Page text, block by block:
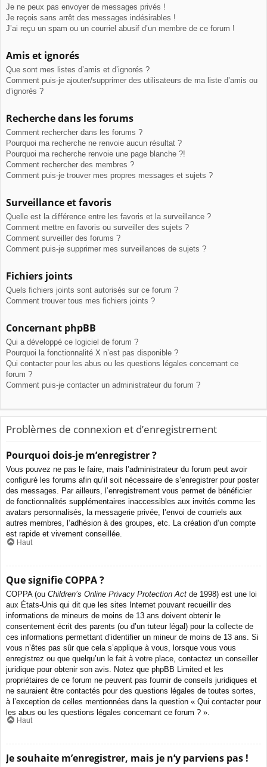
Je ne peux pas envoyer de messages privés !
Je reçois sans arrêt des messages indésirables !
J’ai reçu un spam ou un courriel abusif d’un membre de ce forum !
Amis et ignorés
Que sont mes listes d’amis et d’ignorés ?
Comment puis-je ajouter/supprimer des utilisateurs de ma liste d’amis ou
d’ignorés ?
Recherche dans les forums
Comment rechercher dans les forums ?
Pourquoi ma recherche ne renvoie aucun résultat ?
Pourquoi ma recherche renvoie une page blanche ?!
Comment rechercher des membres ?
Comment puis-je trouver mes propres messages et sujets ?
Surveillance et favoris
Quelle est la différence entre les favoris et la surveillance ?
Comment mettre en favoris ou surveiller des sujets ?
Comment surveiller des forums ?
Comment puis-je supprimer mes surveillances de sujets ?
Fichiers joints
Quels fichiers joints sont autorisés sur ce forum ?
Comment trouver tous mes fichiers joints ?
Concernant phpBB
Qui a développé ce logiciel de forum ?
Pourquoi la fonctionnalité X n’est pas disponible ?
Qui contacter pour les abus ou les questions légales concernant ce
forum ?
Comment puis-je contacter un administrateur du forum ?
Problèmes de connexion et d’enregistrement
Pourquoi dois-je m’enregistrer ?
Vous pouvez ne pas le faire, mais l’administrateur du forum peut avoir
configuré les forums afin qu’il soit nécessaire de s’enregistrer pour poster
des messages. Par ailleurs, l’enregistrement vous permet de bénéficier
de fonctionnalités supplémentaires inaccessibles aux invités comme les
avatars personnalisés, la messagerie privée, l’envoi de courriels aux
autres membres, l’adhésion à des groupes, etc. La création d’un compte
est rapide et vivement conseillée.
Haut
Que signifie COPPA ?
COPPA (ou Children’s Online Privacy Protection Act de 1998) est une loi
aux États-Unis qui dit que les sites Internet pouvant recueillir des
informations de mineurs de moins de 13 ans doivent obtenir le
consentement écrit des parents (ou d’un tuteur légal) pour la collecte de
ces informations permettant d’identifier un mineur de moins de 13 ans. Si
vous n’êtes pas sûr que cela s’applique à vous, lorsque vous vous
enregistrez ou que quelqu’un le fait à votre place, contactez un conseiller
juridique pour obtenir son avis. Notez que phpBB Limited et les
propriétaires de ce forum ne peuvent pas fournir de conseils juridiques et
ne sauraient être contactés pour des questions légales de toutes sortes,
à l’exception de celles mentionnées dans la question « Qui contacter pour
les abus ou les questions légales concernant ce forum ? ».
Haut
Je souhaite m’enregistrer, mais je n’y parviens pas !